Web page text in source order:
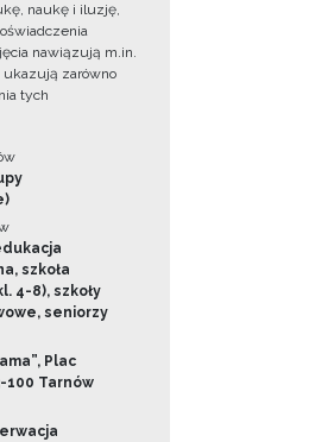
naukę i iluzję,
nawiązują m.in.
ukazują zarówno
tych
szkoła
4-8), szkoły
seniorzy
Plac
100 Tarnów